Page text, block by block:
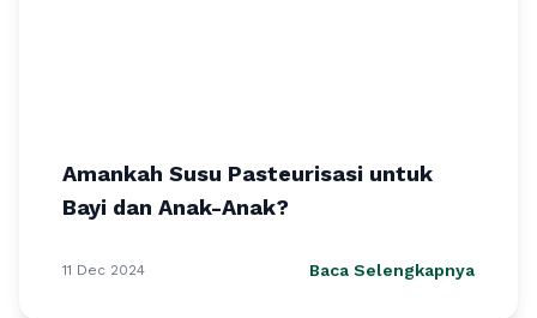
Amankah Susu Pasteurisasi untuk
Bayi dan Anak-Anak?
11 Dec 2024 Baca Selengkapnya